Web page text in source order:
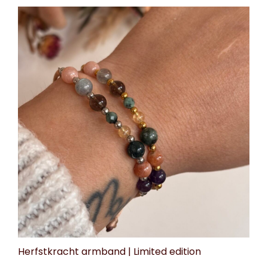
Herfstkracht armband | Limited edition